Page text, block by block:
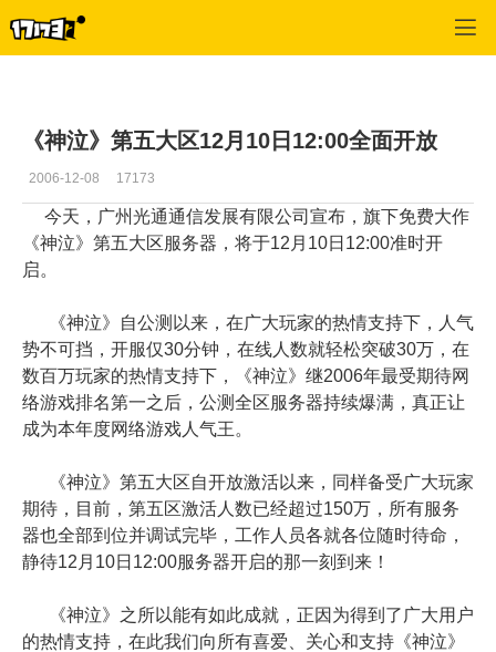
《神泣》第五大区12月10日12:00全面开放
2006-12-08 17173
今天，广州光通通信发展有限公司宣布，旗下免费大作
《神泣》第五大区服务器，将于12月10日12:00准时开
启。
《神泣》自公测以来，在广大玩家的热情支持下，人气
势不可挡，开服仅30分钟，在线人数就轻松突破30万，在
数百万玩家的热情支持下，《神泣》继2006年最受期待网
络游戏排名第一之后，公测全区服务器持续爆满，真正让
成为本年度网络游戏人气王。
《神泣》第五大区自开放激活以来，同样备受广大玩家
期待，目前，第五区激活人数已经超过150万，所有服务
器也全部到位并调试完毕，工作人员各就各位随时待命，
静待12月10日12:00服务器开启的那一刻到来！
《神泣》之所以能有如此成就，正因为得到了广大用户
的热情支持，在此我们向所有喜爱、关心和支持《神泣》